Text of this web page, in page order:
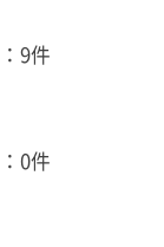
：9件
：0件